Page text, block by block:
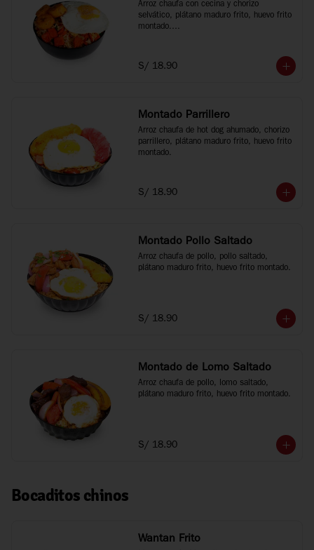
Arroz chaufa con cecina y chorizo
selvático, plátano maduro frito, huevo frito
montado.
S/ 18.90
Montado Parrillero
Arroz chaufa de hot dog ahumado, chorizo
parrillero, plátano maduro frito, huevo frito
montado.
S/ 18.90
Montado Pollo Saltado
Arroz chaufa de pollo, pollo saltado,
plátano maduro frito, huevo frito montado.
S/ 18.90
Montado de Lomo Saltado
Arroz chaufa de pollo, lomo saltado,
plátano maduro frito, huevo frito montado.
S/ 18.90
Bocaditos chinos
Wantan Frito